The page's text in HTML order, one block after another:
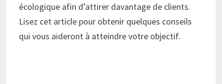
écologique afin d’attirer davantage de clients.
Lisez cet article pour obtenir quelques conseils
qui vous aideront à atteindre votre objectif.